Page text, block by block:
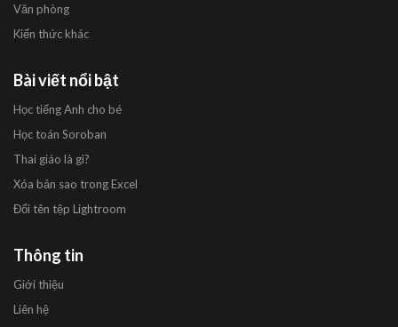
Văn phòng
Kiến thức khác
Bài viết nổi bật
Học tiếng Anh cho bé
Học toán Soroban
Thai giáo là gì?
Xóa bản sao trong Excel
Đổi tên tệp Lightroom
Thông tin
Giới thiệu
Liên hệ